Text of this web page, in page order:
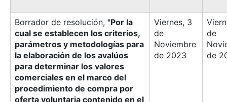
Borrador de resolución, "Por la
cual se establecen los criterios,
parámetros y metodologías para
la elaboración de los avalúos
para determinar los valores
comerciales en el marco del
procedimiento de compra por
oferta voluntaria contenido en el
Viernes, 3
de
Noviembre
de 2023
de
de